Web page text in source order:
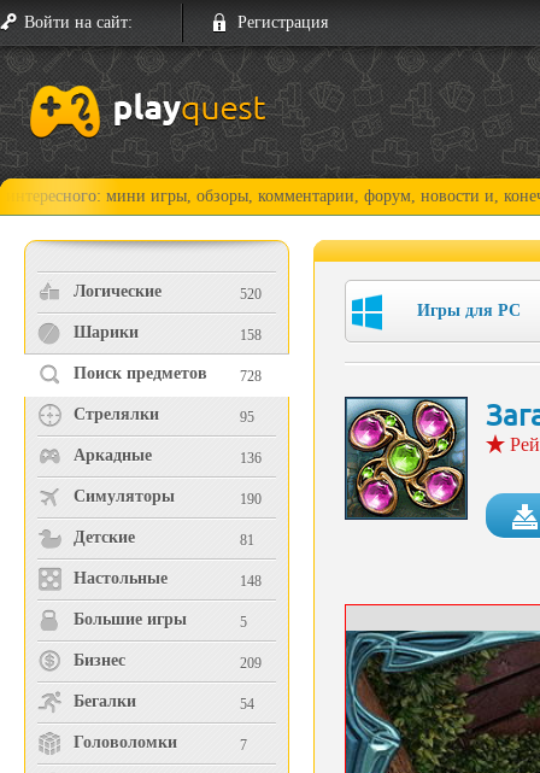
Войти на сайт: Регистрация
мини игры, обзоры, комментарии, форум, новости и, конечно,
Логические 520
Шарики 158
Поиск предметов 728
Стрелялки 95
Аркадные 136
Симуляторы 190
Детские 81
Настольные 148
Большие игры 5
Бизнес 209
Бегалки 54
Головоломки 7
Игры для PC